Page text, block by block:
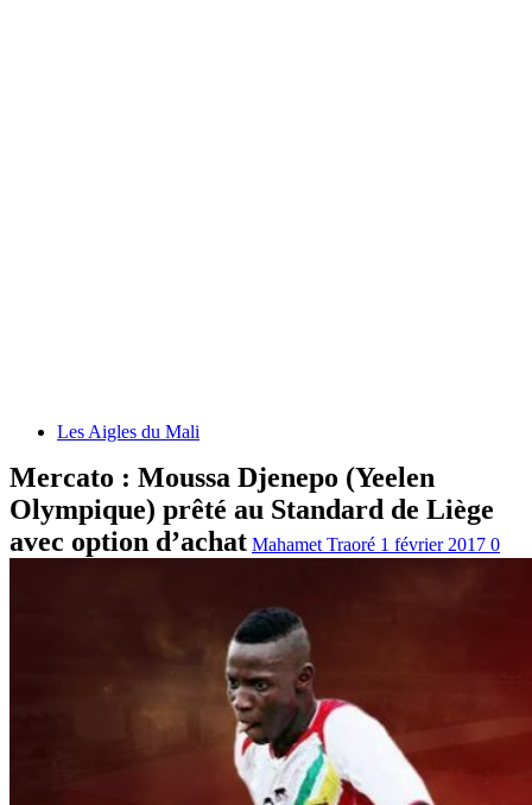
Les Aigles du Mali
Mercato : Moussa Djenepo (Yeelen
Olympique) prêté au Standard de Liège
avec option d’achat Mahamet Traoré 1 février 2017 0